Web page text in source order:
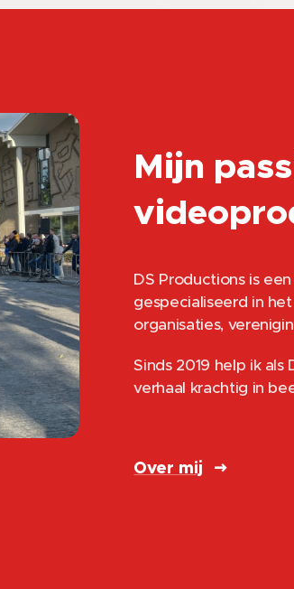
Mijn
DS Productions is
gespecialiseerd in
organisaties,
Sinds 2019 help ik
verhaal krachtig in
Over mij